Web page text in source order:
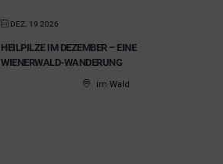
DEZ. 19 2026
HEILPILZE IM DEZEMBER – EINE
WIENERWALD-WANDERUNG
im Wald